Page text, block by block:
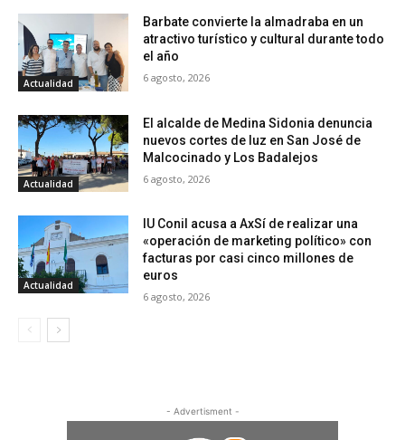
Actualidad
Barbate convierte la almadraba en un
atractivo turístico y cultural durante todo
el año
6 agosto, 2026
Actualidad
El alcalde de Medina Sidonia denuncia
nuevos cortes de luz en San José de
Malcocinado y Los Badalejos
6 agosto, 2026
Actualidad
IU Conil acusa a AxSí de realizar una
«operación de marketing político» con
facturas por casi cinco millones de
euros
6 agosto, 2026
- Advertisment -